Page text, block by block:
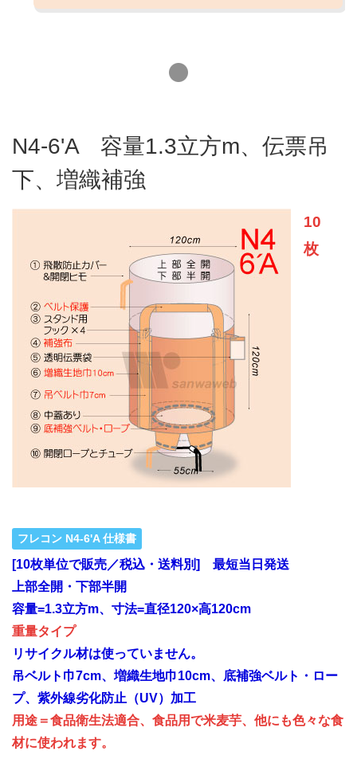
N4-6'A 容量1.3立方m、伝票吊
下、増織補強
10
枚
フレコン N4-6'A 仕様書
[10枚単位で販売／税込・送料別] 最短当日発送
上部全開・下部半開
容量=1.3立方m、寸法=直径120×高120cm
重量タイプ
リサイクル材は使っていません。
吊ベルト巾7cm、増織生地巾10cm、底補強ベルト・ロー
プ、紫外線劣化防止（UV）加工
用途＝食品衛生法適合、食品用で米麦芋、他にも色々な食
材に使われます。